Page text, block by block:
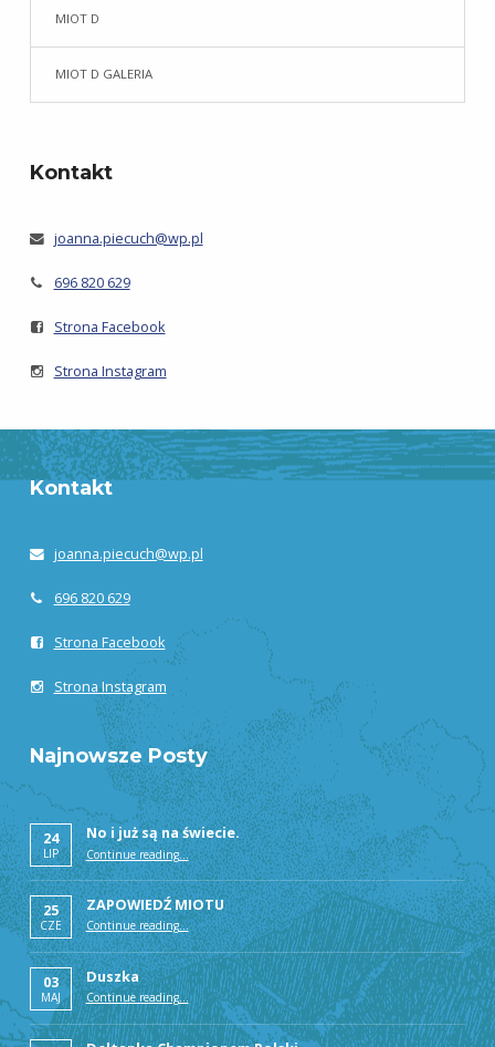
MIOT D
MIOT D GALERIA
Kontakt
joanna.piecuch@wp.pl
696 820 629
Strona Facebook
Strona Instagram
Kontakt
joanna.piecuch@wp.pl
696 820 629
Strona Facebook
Strona Instagram
Najnowsze Posty
24
LIP
No i już są na świecie.
Continue reading“Deltana”…
25
CZE
ZAPOWIEDŹ MIOTU
Continue reading“Deltana”…
03
MAJ
Duszka
Continue reading“Deltana”…